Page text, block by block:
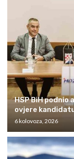
HSP BiH podnio
ovjere
6 kolovoza, 2026